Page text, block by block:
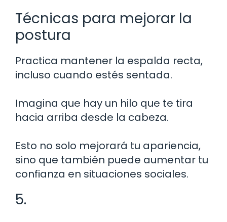
Técnicas para mejorar la
postura
Practica mantener la espalda recta,
incluso cuando estés sentada.
Imagina que hay un hilo que te tira
hacia arriba desde la cabeza.
Esto no solo mejorará tu apariencia,
sino que también puede aumentar tu
confianza en situaciones sociales.
5.